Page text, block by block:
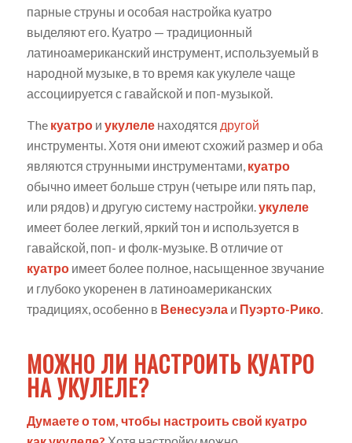
парные струны и особая настройка куатро
выделяют его. Куатро — традиционный
латиноамериканский инструмент, используемый в
народной музыке, в то время как укулеле чаще
ассоциируется с гавайской и поп-музыкой.
The куатрои укулеленаходятся другой
инструменты. Хотя они имеют схожий размер и оба
являются струнными инструментами, куатро
обычно имеет больше струн (четыре или пять пар,
или рядов) и другую систему настройки.укулеле
имеет более легкий, яркий тон и используется в
гавайской, поп- и фолк-музыке. В отличие от
куатроимеет более полное, насыщенное звучание
и глубоко укоренен в латиноамериканских
традициях, особенно в Венесуэлаи Пуэрто-Рико.
МОЖНО ЛИ НАСТРОИТЬ КУАТРО
НА УКУЛЕЛЕ?
Думаете о том, чтобы настроить свой куатро